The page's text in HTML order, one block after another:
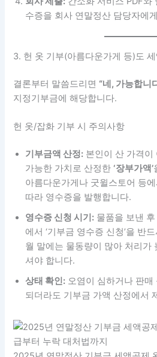
수증을 회사 연말정산 담당자에
3. 헌 옷 기부(아름다운가게 등)도
결론부터 말씀드리면 “네, 가능합니
지정기부금에 해당합니다.
헌 옷/잡화 기부 시 주의사항
기부금액 산정: 본인이 산 가격이
가능한 가치로 산정한 ‘장부가액’
아름다운가게나 굿윌스토어 등
따라 영수증을 발행합니다.
영수증 신청 시기: 물품을 보낸
에서 ‘기부금 영수증 신청’을 반
월 말에는 물동량이 많아 처리가
셔야 합니다.
상태 확인: 오염이 심하거나 판
되더라도 기부금 가액 산정에서